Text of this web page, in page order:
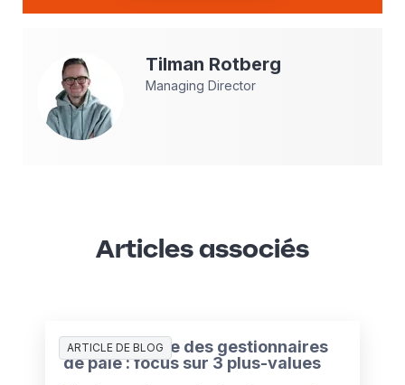
Tilman Rotberg
Managing Director
Articles associés
ARTICLE DE BLOG
L’IA au service des gestionnaires
de paie : focus sur 3 plus-values